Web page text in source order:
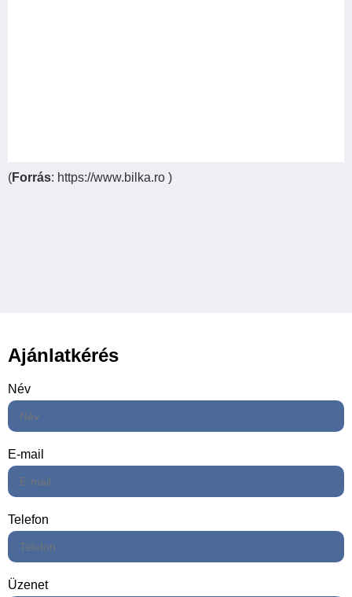
(Forrás: https://www.bilka.ro )
Ajánlatkérés
Név
E-mail
Telefon
Üzenet